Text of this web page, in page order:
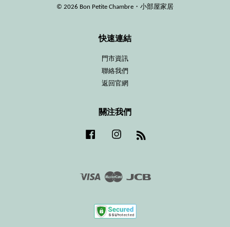
© 2026 Bon Petite Chambre・小部屋家居
快速連結
門市資訊
聯絡我們
返回官網
關注我們
Facebook Instagram
Visa Master